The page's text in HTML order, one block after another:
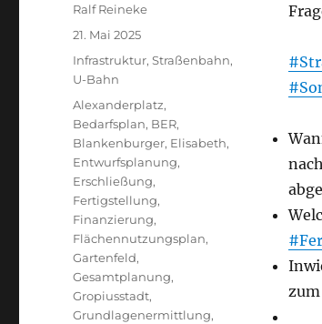
Autor
Ralf Reineke
Veröffentlicht
am
21. Mai 2025
Kategorien
Infrastruktur,Straßenbahn,
U-Bahn
Schlagwörter
Alexanderplatz,
Bedarfsplan, BER,
Blankenburger, Elisabeth,
Entwurfsplanung,
Erschließung,
Fertigstellung,
Finanzierung,
Flächennutzungsplan,
Gartenfeld,
Gesamtplanung,
Gropiusstadt,
Grundlagenermittlung,